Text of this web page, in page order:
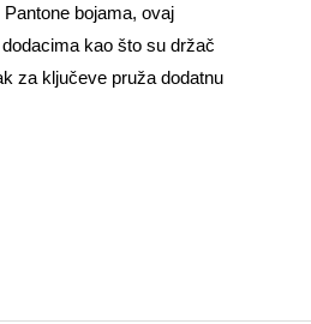
bojama, ovaj
kao što su držač
za ključeve pruža dodatnu